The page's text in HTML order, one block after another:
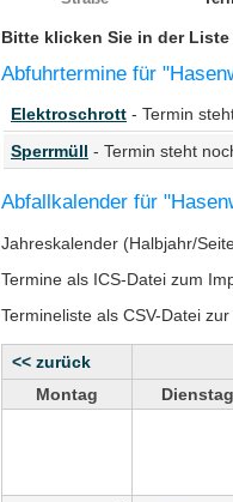
Bitte klicken Sie in der
Abfuhrtermine für
Elektroschrott - Termin
Sperrmüll - Termin steht
Abfallkalender für
Jahreskalender (Halbjahr/
Termine als ICS-Datei zum
Termineliste als CSV-Datei
<< zurück
Montag
Dienstag